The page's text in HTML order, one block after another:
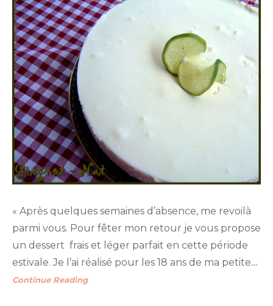
« Après quelques semaines d’absence, me revoilà
parmi vous. Pour fêter mon retour je vous propose
un dessert frais et léger parfait en cette période
estivale. Je l’ai réalisé pour les 18 ans de ma petite…
Continue Reading